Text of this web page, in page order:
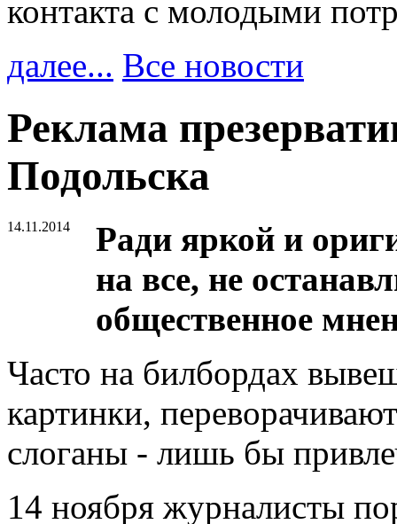
контакта с молодыми
далее... Все новости
Реклама
Подольска
14.11.2014
Ради яркой и
на все, не
общественное
Часто на билбордах
картинки,
слоганы - лишь бы
14 ноября журналисты